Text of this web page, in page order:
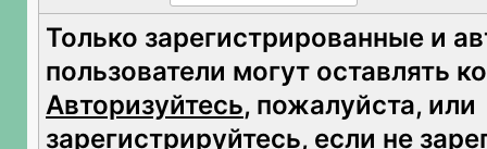
Только зарегистрированные и
пользователи могут оставлять
Авторизуйтесь, пожалуйста, или
зарегистрируйтесь, если не